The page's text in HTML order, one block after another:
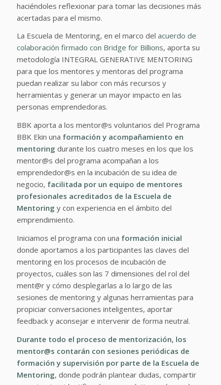
haciéndoles reflexionar para tomar las decisiones más
acertadas para el mismo.
La Escuela de Mentoring, en el marco del acuerdo de
colaboración firmado con Bridge for Billions, aporta su
metodología INTEGRAL GENERATIVE MENTORING
para que los mentores y mentoras del programa
puedan realizar su labor con más recursos y
herramientas y generar un mayor impacto en las
personas emprendedoras.
BBK aporta a los mentor@s voluntarios del Programa
BBK Ekin una formación y acompañamiento en
mentoring durante los cuatro meses en los que los
mentor@s del programa acompañan a los
emprendedor@s en la incubación de su idea de
negocio, facilitada por un equipo de mentores
profesionales acreditados de la Escuela de
Mentoring y con experiencia en el ámbito del
emprendimiento.
Iniciamos el programa con una formación inicial
donde aportamos a los participantes las claves del
mentoring en los procesos de incubación de
proyectos, cuáles son las 7 dimensiones del rol del
ment@r y cómo desplegarlas a lo largo de las
sesiones de mentoring y algunas herramientas para
propiciar conversaciones inteligentes, aportar
feedback y aconsejar e intervenir de forma neutral.
Durante todo el proceso de mentorización, los
mentor@s contarán con sesiones periódicas de
formación y supervisión por parte de la Escuela de
Mentoring, donde podrán plantear dudas, compartir